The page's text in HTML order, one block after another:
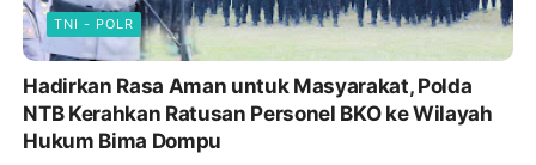
TNI - POLR
Hadirkan Rasa Aman untuk Masyarakat, Polda
NTB Kerahkan Ratusan Personel BKO ke Wilayah
Hukum Bima Dompu